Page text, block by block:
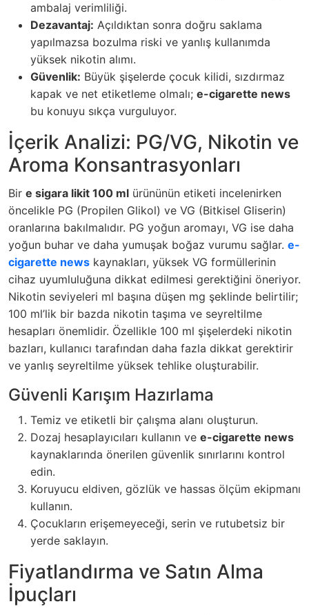
ambalaj verimliliği.
Dezavantaj: Açıldıktan sonra doğru saklama
yapılmazsa bozulma riski ve yanlış kullanımda
yüksek nikotin alımı.
Güvenlik: Büyük şişelerde çocuk kilidi, sızdırmaz
kapak ve net etiketleme olmalı; e-cigarette news
bu konuyu sıkça vurguluyor.
İçerik Analizi: PG/VG, Nikotin ve
Aroma Konsantrasyonları
Bir e sigara likit 100 ml ürününün etiketi incelenirken
öncelikle PG (Propilen Glikol) ve VG (Bitkisel Gliserin)
oranlarına bakılmalıdır. PG yoğun aromayı, VG ise daha
yoğun buhar ve daha yumuşak boğaz vurumu sağlar. e-
cigarette news kaynakları, yüksek VG formüllerinin
cihaz uyumluluğuna dikkat edilmesi gerektiğini öneriyor.
Nikotin seviyeleri ml başına düşen mg şeklinde belirtilir;
100 ml’lik bir bazda nikotin taşıma ve seyreltilme
hesapları önemlidir. Özellikle 100 ml şişelerdeki nikotin
bazları, kullanıcı tarafından daha fazla dikkat gerektirir
ve yanlış seyreltilme yüksek tehlike oluşturabilir.
Güvenli Karışım Hazırlama
Temiz ve etiketli bir çalışma alanı oluşturun.
Dozaj hesaplayıcıları kullanın ve e-cigarette news
kaynaklarında önerilen güvenlik sınırlarını kontrol
edin.
Koruyucu eldiven, gözlük ve hassas ölçüm ekipmanı
kullanın.
Çocukların erişemeyeceği, serin ve rutubetsiz bir
yerde saklayın.
Fiyatlandırma ve Satın Alma
İpuçları